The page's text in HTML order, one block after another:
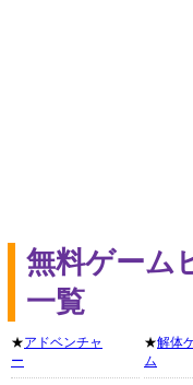
無料ゲーム
一覧
★アドベンチャ
ー
★解体
ム